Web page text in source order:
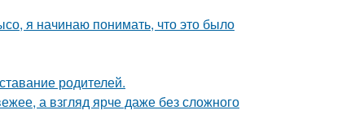
я начинаю понимать, что это было
родителей.
а взгляд ярче даже без сложного